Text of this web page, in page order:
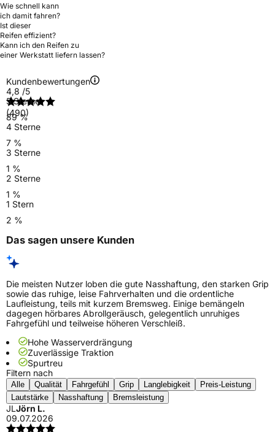
Wie schnell kann
ich damit fahren?
Ist dieser
Reifen effizient?
Kann ich den Reifen zu
einer Werkstatt liefern lassen?
Kundenbewertungen
4,8 /5
(490)
5 Sterne
89 %
4 Sterne
7 %
3 Sterne
1 %
2 Sterne
1 %
1 Stern
2 %
Das sagen unsere Kunden
Die meisten Nutzer loben die gute Nasshaftung, den starken Grip
sowie das ruhige, leise Fahrverhalten und die ordentliche
Laufleistung, teils mit kurzem Bremsweg. Einige bemängeln
dagegen hörbares Abrollgeräusch, gelegentlich unruhiges
Fahrgefühl und teilweise höheren Verschleiß.
Hohe Wasserverdrängung
Zuverlässige Traktion
Spurtreu
Filtern nach
Alle Qualität Fahrgefühl Grip Langlebigkeit
Preis-Leistung
Lautstärke
Nasshaftung Bremsleistung
JLJörn L.
09.07.2026